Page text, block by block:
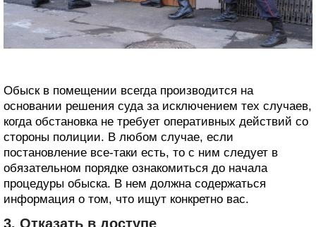
Обыск в помещении всегда производится на
основании решения суда за исключением тех случаев,
когда обстановка не требует оперативных действий со
стороны полиции. В любом случае, если
постановление все-таки есть, то с ним следует в
обязательном порядке ознакомиться до начала
процедуры обыска. В нем должна содержаться
информация о том, что ищут конкретно вас.
3. Отказать в доступе